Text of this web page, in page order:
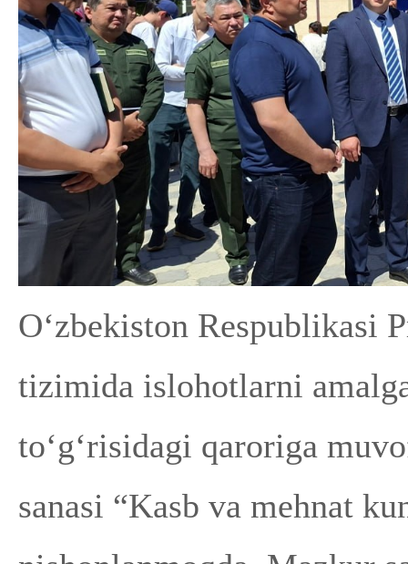
O‘zbekiston Respublikasi
tizimida islohotlarni
to‘g‘risidagi qaroriga
sanasi “Kasb va mehnat